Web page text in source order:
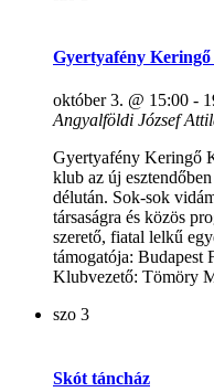
Gyertyafény
október 3. @ 15:00 -
Angyalföldi József
Gyertyafény Keringő
klub az új
délután. Sok-sok
társaságra és közös
szerető, fiatal lelkű
támogatója:
Klubvezető: Tömöry
szo 3
Skót táncház